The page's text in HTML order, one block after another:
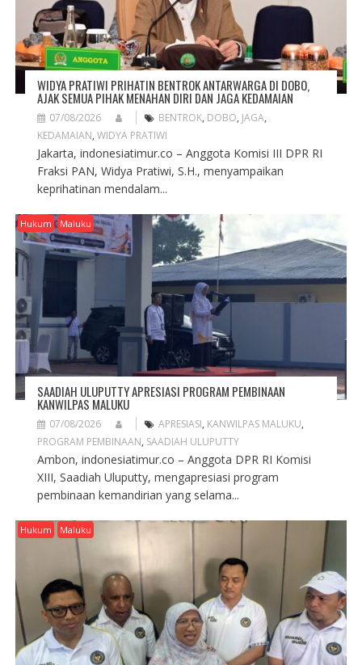
WIDYA PRATIWI PRIHATIN BENTROK ANTARWARGA DI DOBO,
AJAK SEMUA PIHAK MENAHAN DIRI DAN JAGA KEDAMAIAN
07/08/2026 BENTROK, DOBO, JAGA,
KEDAMAIAN, WIDYA PRATIWI
Jakarta, indonesiatimur.co – Anggota Komisi III DPR RI
Fraksi PAN, Widya Pratiwi, S.H., menyampaikan
keprihatinan mendalam...
Hukum Maluku
SAADIAH ULUPUTTY APRESIASI PROGRAM PEMBINAAN
KANWILPAS MALUKU
07/08/2026 APRESIASI, KANWILPAS MALUKU,
PROGRAM PEMBINAAN, SAADIAH ULUPUTTY
Ambon, indonesiatimur.co – Anggota DPR RI Komisi
XIII, Saadiah Uluputty, mengapresiasi program
pembinaan kemandirian yang selama...
Hukum Maluku